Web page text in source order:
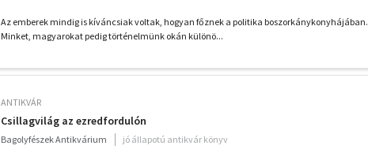
Az emberek mindig is kíváncsiak voltak, hogyan főznek a politika boszorkánykonyhájában.
Minket, magyarokat pedig történelmünk okán különö...
ANTIKVÁR
Csillagvilág az ezredfordulón
Bagolyfészek Antikvárium jó állapotú antikvár könyv